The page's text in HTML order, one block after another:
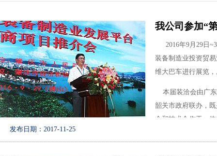
我公司参加“
2016年9月29日
装备制造业投资贸
维大巴车进行展览
本届装洽会由广东
韶关市政府联办，
介和技术合作于一
发布日期：2017-11-25